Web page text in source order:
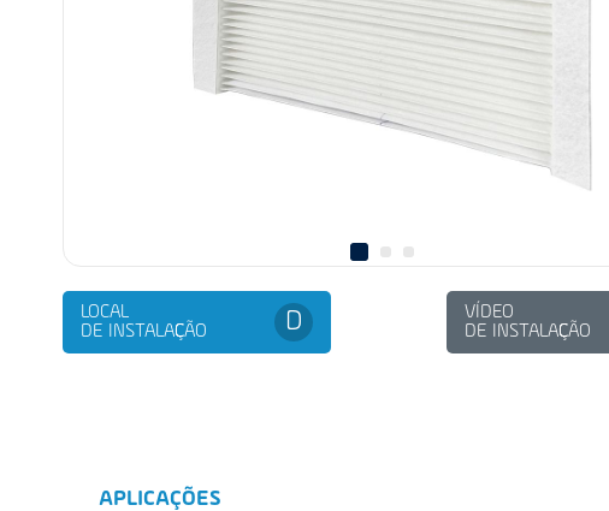
LOCAL
DE INSTALAÇÃO
D
VÍDEO
DE INSTALAÇÃO
APLICAÇÕES